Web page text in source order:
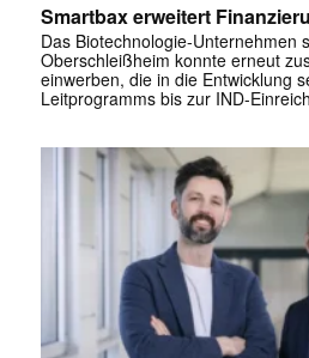
Smartbax erweitert
Das Biotechnologie-Unternehmen
Oberschleißheim konnte erneut
einwerben, die in die Entwicklung
Leitprogramms bis zur IND-